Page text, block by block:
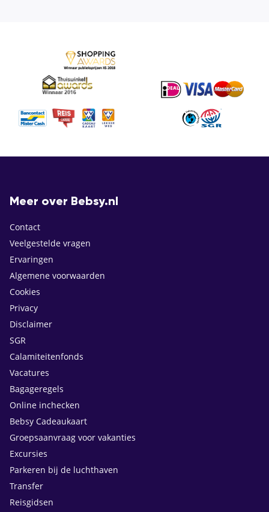
Meer over Bebsy.nl
Contact
Veelgestelde vragen
Ervaringen
Algemene voorwaarden
Cookies
Privacy
Disclaimer
SGR
Calamiteitenfonds
Vacatures
Bagageregels
Online inchecken
Bebsy Cadeaukaart
Groepsaanvraag voor vakanties
Excursies
Parkeren bij de luchthaven
Transfer
Reisgidsen